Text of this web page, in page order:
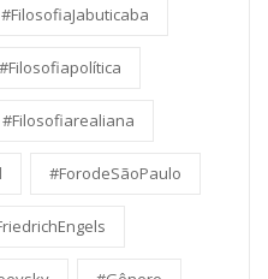
#FilosofiaJabuticaba
#Filosofiapolítica
#Filosofiarealiana
#ForodeSãoPaulo